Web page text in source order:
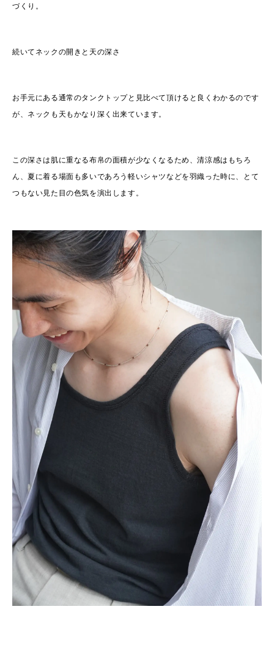
づくり。
続いてネックの開きと天の深さ
お手元にある通常のタンクトップと見比べて頂けると良くわかるのです
が、ネックも天もかなり深く出来ています。
この深さは肌に重なる布帛の面積が少なくなるため、清涼感はもちろ
ん、夏に着る場面も多いであろう軽いシャツなどを羽織った時に、とて
つもない見た目の色気を演出します。